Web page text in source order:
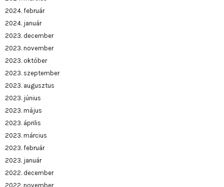
2024. február
2024. január
2023. december
2023. november
2023. október
2023. szeptember
2023. augusztus
2023. június
2023. május
2023. április
2023. március
2023. február
2023. január
2022. december
2022. november